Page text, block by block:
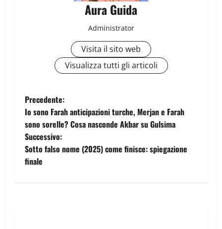
Aura Guida
Administrator
Visita il sito web
Visualizza tutti gli articoli
Precedente:
Io sono Farah anticipazioni turche, Merjan e Farah
sono sorelle? Cosa nasconde Akbar su Gulsima
Successivo:
Sotto falso nome (2025) come finisce: spiegazione
finale